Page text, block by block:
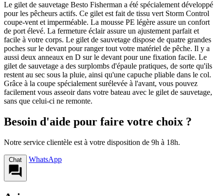
Le gilet de sauvetage Besto Fisherman a été spécialement développé
pour les pêcheurs actifs. Ce gilet est fait de tissu vert Storm Control
coupe-vent et imperméable. La mousse PE légère assure un confort
de port élevé. La fermeture éclair assure un ajustement parfait et
facile à votre corps. Le gilet de sauvetage dispose de quatre grandes
poches sur le devant pour ranger tout votre matériel de pêche. Il y a
aussi deux anneaux en D sur le devant pour une fixation facile. Le
gilet de sauvetage a des surplombs d'épaule pratiques, de sorte qu'ils
restent au sec sous la pluie, ainsi qu'une capuche pliable dans le col.
Grâce à la coupe spécialement surélevée à l'avant, vous pouvez
facilement vous asseoir dans votre bateau avec le gilet de sauvetage,
sans que celui-ci ne remonte.
Besoin d'aide pour faire votre choix ?
Notre service clientèle est à votre disposition de 9h à 18h.
Chat WhatsApp